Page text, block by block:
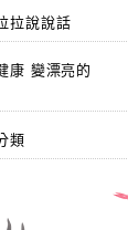
拉說說話
康 變漂亮的
類